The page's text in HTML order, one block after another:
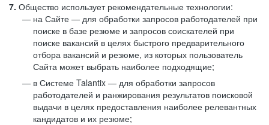
7. Общество использует рекомендательные технологии:
на Сайте — для обработки запросов работодателей при
поиске в базе резюме и запросов соискателей при
поиске вакансий в целях быстрого предварительного
отбора вакансий и резюме, из которых пользователь
Сайта может выбрать наиболее подходящие;
в Системе Talantix — для обработки запросов
работодателей и ранжирования результатов поисковой
выдачи в целях предоставления наиболее релевантных
кандидатов и их резюме;